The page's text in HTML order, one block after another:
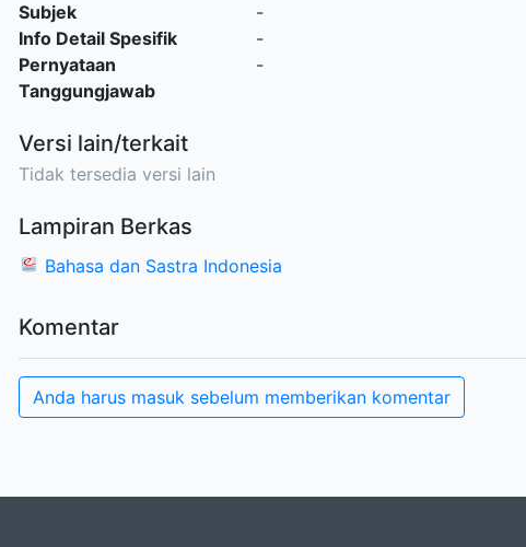
Subjek
-
Info Detail Spesifik
-
Pernyataan
Tanggungjawab
-
Versi lain/terkait
Tidak tersedia versi lain
Lampiran Berkas
Bahasa dan Sastra Indonesia
Komentar
Anda harus masuk sebelum memberikan komentar